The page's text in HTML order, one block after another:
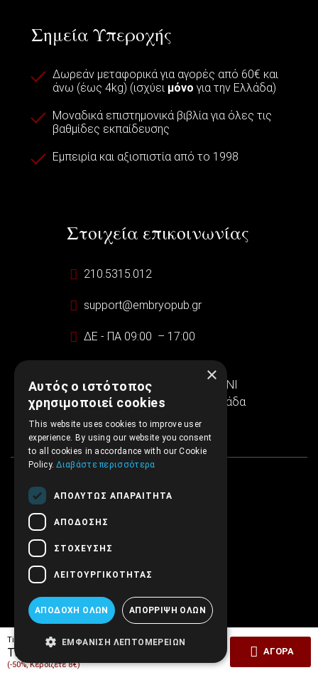
Tiμή Έκδοσης: 16,00€
Τιμή ΕΜΒΡΥΟ:
(-50%, Κερδίζετε 8€)
ΑΓΟΡΆ
Σημεία Υπεροχής
Δωρεάν μεταφορικά για αγορές από 60€ και
άνω (έως 4kg) (ισχύει μόνο για την Ελλάδα)
Μοναδικά επιστημονικά βιβλία για όλες τις
βαθμίδες εκπαίδευσης
Εμπειρία και αξιοπιστία από το 1998
Στοιχεία επικοινωνίας
210.5315.012
support@embryopub.gr
ΔΕ - ΠΑ 09:00 – 17:00
Εμπορικό κέντρο SINTRIVANI
122 43 Αιγάλεω Αθήνα, Ελλάδα
×
Αυτός ο ιστότοπος
χρησιμοποιεί cookies
This website uses cookies to improve user
experience. By using our website you consent
to all cookies in accordance with our Cookie
Policy.Διαβάστε περισσότερα
ΑΠΟΛΎΤΩΣ ΑΠΑΡΑΊΤΗΤΑ
ΑΠΌΔΟΣΗΣ
ΣΤΌΧΕΥΣΗΣ
ΛΕΙΤΟΥΡΓΙΚΌΤΗΤΑΣ
ΑΠΟΔΟΧΉ ΌΛΩΝ ΑΠΌΡΡΙΨΗ ΌΛΩΝ
ΕΜΦΆΝΙΣΗ ΛΕΠΤΟΜΕΡΕΙΏΝ